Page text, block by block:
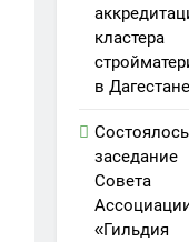
кластера
в Дагестане
Состоялось
заседание
Совета
«Гильдия